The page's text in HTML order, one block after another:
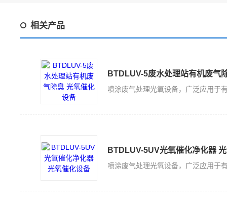
相关产品
BTDLUV-5废水处理站有机废气
BTDLUV-5UV光氧催化净化器